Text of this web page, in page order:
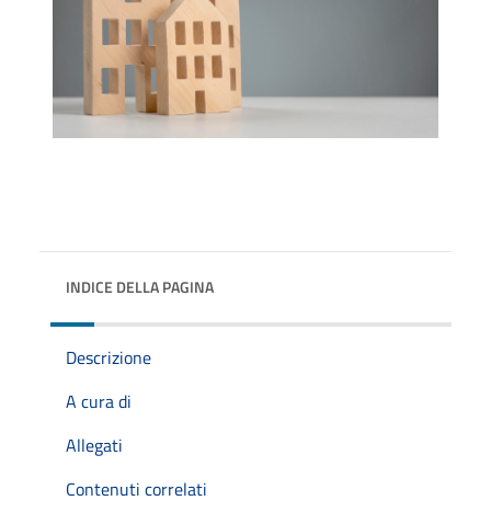
INDICE DELLA PAGINA
Descrizione
A cura di
Allegati
Contenuti correlati